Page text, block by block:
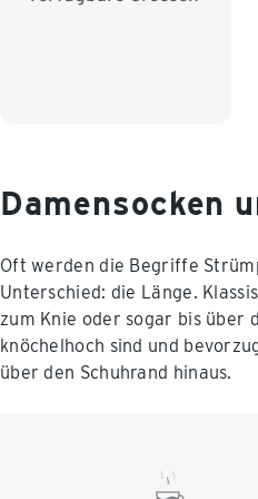
Damensocken
Oft werden die Begriffe
Unterschied: die Länge.
zum Knie oder sogar bis über
knöchelhoch sind und
über den Schuhrand hinaus.